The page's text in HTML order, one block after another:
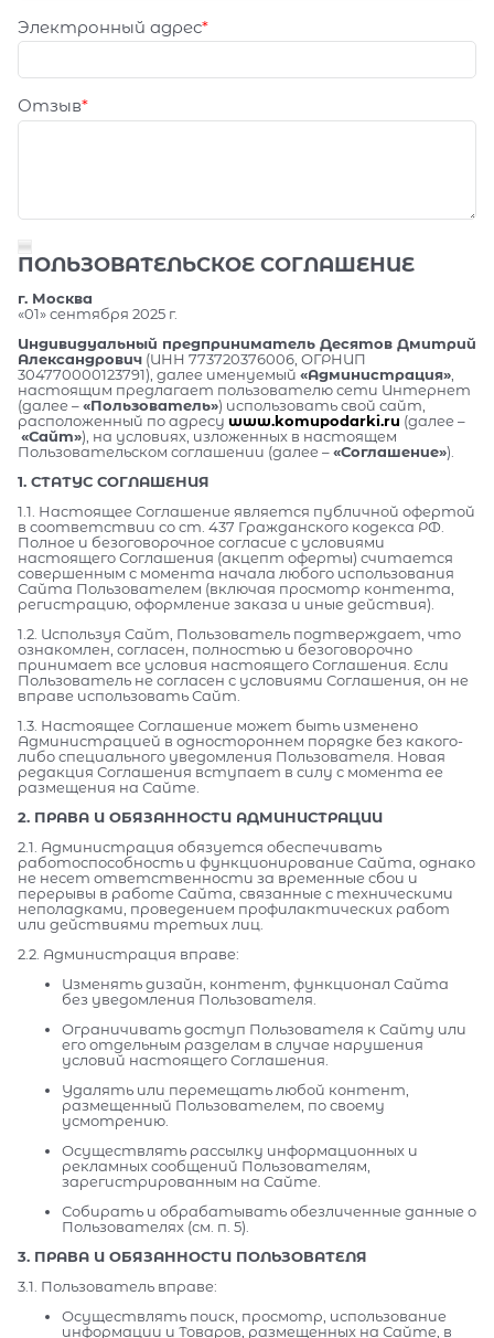
Электронный адрес
Отзыв
ПОЛЬЗОВАТЕЛЬСКОЕ СОГЛАШЕНИЕ
г. Москва
«01» сентября 2025 г.
Индивидуальный предприниматель Десятов Дмитрий
Александрович (ИНН 773720376006, ОГРНИП
304770000123791), далее именуемый «Администрация»,
настоящим предлагает пользователю сети Интернет
(далее –«Пользователь») использовать свой сайт,
расположенный по адресу www.komupodarki.ru (далее –
«Сайт»), на условиях, изложенных в настоящем
Пользовательском соглашении (далее –«Соглашение»).
1. СТАТУС СОГЛАШЕНИЯ
1.1. Настоящее Соглашение является публичной офертой
в соответствии со ст. 437 Гражданского кодекса РФ.
Полное и безоговорочное согласие с условиями
настоящего Соглашения (акцепт оферты) считается
совершенным с момента начала любого использования
Сайта Пользователем (включая просмотр контента,
регистрацию, оформление заказа и иные действия).
1.2. Используя Сайт, Пользователь подтверждает, что
ознакомлен, согласен, полностью и безоговорочно
принимает все условия настоящего Соглашения. Если
Пользователь не согласен с условиями Соглашения, он не
вправе использовать Сайт.
1.3. Настоящее Соглашение может быть изменено
Администрацией в одностороннем порядке без какого-
либо специального уведомления Пользователя. Новая
редакция Соглашения вступает в силу с момента ее
размещения на Сайте.
2. ПРАВА И ОБЯЗАННОСТИ АДМИНИСТРАЦИИ
2.1. Администрация обязуется обеспечивать
работоспособность и функционирование Сайта, однако
не несет ответственности за временные сбои и
перерывы в работе Сайта, связанные с техническими
неполадками, проведением профилактических работ
или действиями третьих лиц.
2.2. Администрация вправе:
Изменять дизайн, контент, функционал Сайта
без уведомления Пользователя.
Ограничивать доступ Пользователя к Сайту или
его отдельным разделам в случае нарушения
условий настоящего Соглашения.
Удалять или перемещать любой контент,
размещенный Пользователем, по своему
усмотрению.
Осуществлять рассылку информационных и
рекламных сообщений Пользователям,
зарегистрированным на Сайте.
Собирать и обрабатывать обезличенные данные о
Пользователях (см. п. 5).
3. ПРАВА И ОБЯЗАННОСТИ ПОЛЬЗОВАТЕЛЯ
3.1. Пользователь вправе:
Осуществлять поиск, просмотр, использование
информации и Товаров, размещенных на Сайте, в